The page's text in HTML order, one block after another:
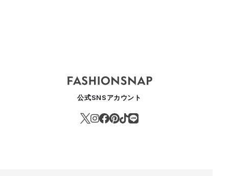
公式SNSアカウント